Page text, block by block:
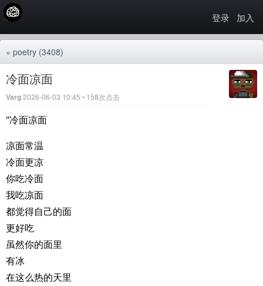
登录 加入
» poetry (3408)
冷面凉面
Varg2026-06-03 10:45 • 158次点击
"冷面凉面
凉面常温
冷面更凉
你吃冷面
我吃凉面
都觉得自己的面
更好吃
虽然你的面里
有冰
在这么热的天里